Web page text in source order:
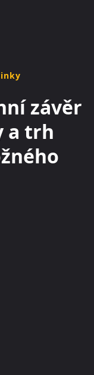
závěr
a trh